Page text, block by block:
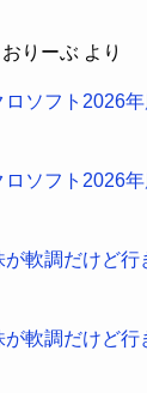
おりーぶ より
ソフト2026
ソフト2026
軟調だけど行
軟調だけど行